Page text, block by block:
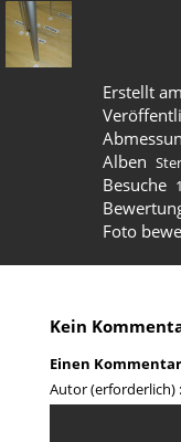
Erstellt am
Alben
Besuche
Foto
Kein
Einen
Autor (erforderlich) :